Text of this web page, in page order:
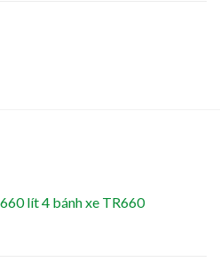
lít 4 bánh xe TR660